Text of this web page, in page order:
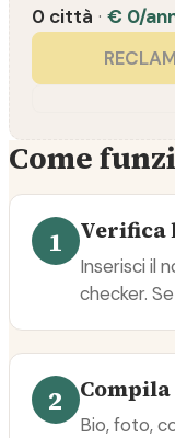
0 città · € 0/
Come
1 Verifica
Inserisci il
checker.
2
Bio, foto,